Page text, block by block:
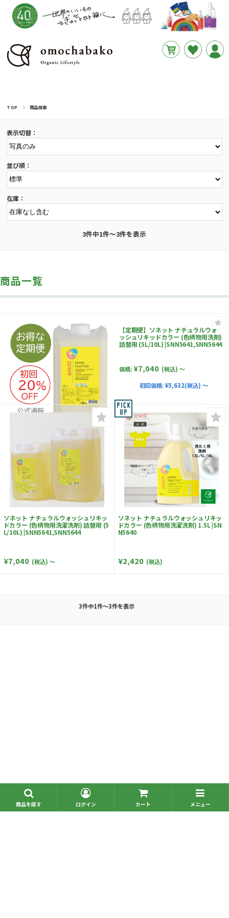
TOP 商品検索
表示切替：
並び順：
在庫：
3件中1件～3件を表示
商品一覧
【定期便】ソネット ナチュラルウォ
ッシュリキッドカラー (色柄物用洗剤)
詰替用 (5L/10L) |SNN5641,SNN5644
価格:¥7,040 (税込) ～
初回価格: ¥5,632(税込) ～
ソネット ナチュラルウォッシュリキッ
ドカラー (色柄物用洗濯洗剤) 詰替用 (5
L/10L) |SNN5641,SNN5644
¥7,040 (税込) ～
ソネット ナチュラルウォッシュリキッ
ドカラー (色柄物用洗濯洗剤) 1.5L |SN
N5640
¥2,420 (税込)
3件中1件～3件を表示